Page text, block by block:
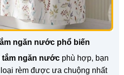
ngăn nước phổ biến
tắm ngăn nước phù hợp, bạn
rèm được ưa chuộng nhất